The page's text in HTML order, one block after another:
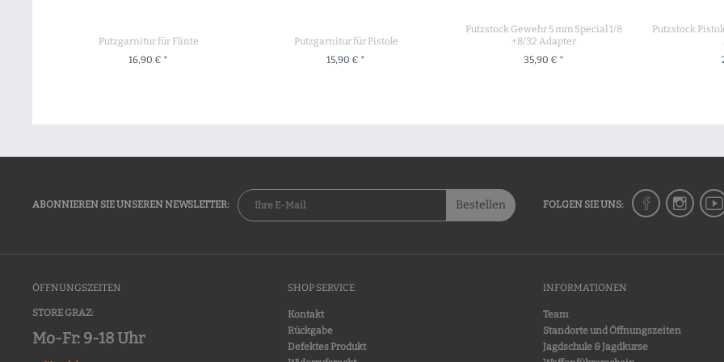
Putzgarnitur für Flinte
16,90 € *
Putzgarnitur für Pistole
15,90 € *
Putzstock Gewehr 5 mm Special 1/8
+8/32 Adapter
35,90 € *
Putzstock
ABONNIEREN SIE UNSEREN NEWSLETTER: Bestellen FOLGEN SIE UNS:
ÖFFNUNGSZEITEN
STORE GRAZ:
Mo-Fr: 9-18 Uhr
SHOP SERVICE
Kontakt
Rückgabe
Defektes Produkt
INFORMATIONEN
Team
Standorte und Öffnungszeiten
Jagdschule & Jagdkurse